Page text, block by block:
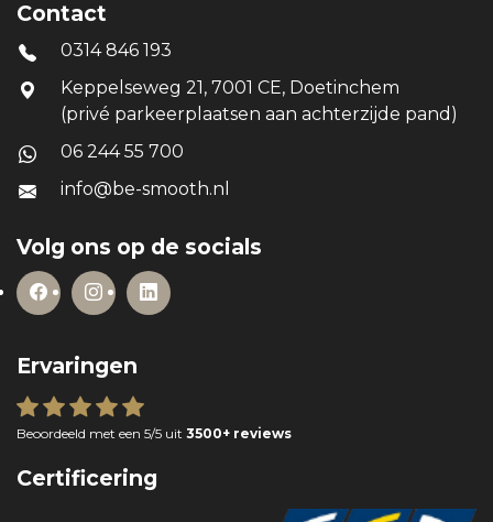
Contact
0314 846 193
Keppelseweg 21, 7001 CE, Doetinchem
(privé parkeerplaatsen aan achterzijde pand)
06 244 55 700
info@be-smooth.nl
Volg ons op de socials
Ervaringen
Beoordeeld met een 5/5 uit 3500+ reviews
Certificering